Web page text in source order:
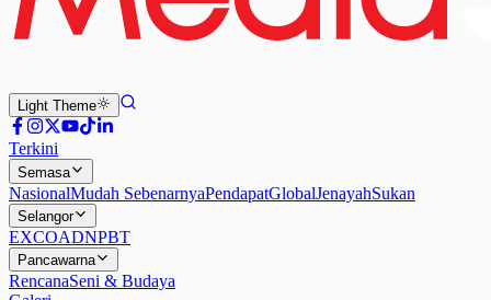
Light Theme
Terkini
Semasa
NasionalMudah SebenarnyaPendapatGlobalJenayahSukan
Selangor
EXCOADNPBT
Pancawarna
RencanaSeni & Budaya